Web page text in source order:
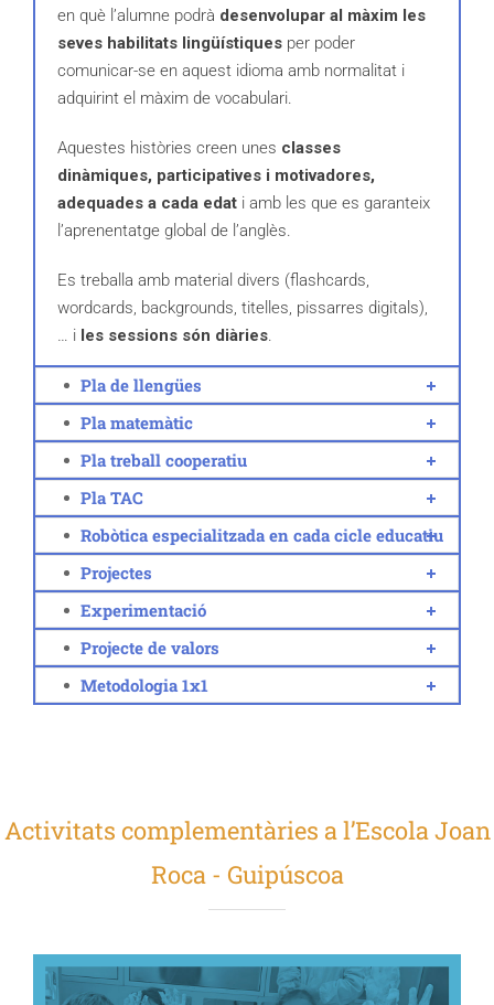
en què l’alumne podrà desenvolupar al màxim les
seves habilitats lingüístiques per poder
comunicar-se en aquest idioma amb normalitat i
adquirint el màxim de vocabulari.
Aquestes històries creen unes classes
dinàmiques, participatives i motivadores,
adequades a cada edat i amb les que es garanteix
l’aprenentatge global de l’anglès.
Es treballa amb material divers (flashcards,
wordcards, backgrounds, titelles, pissarres digitals),
… i les sessions són diàries.
Pla de llengües
Pla matemàtic
Pla treball cooperatiu
Pla TAC
Robòtica especialitzada en cada cicle educatiu
Projectes
Experimentació
Projecte de valors
Metodologia 1x1
Activitats complementàries a l’Escola Joan
Roca - Guipúscoa